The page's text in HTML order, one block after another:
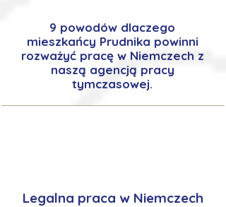
9 powodów dlaczego
mieszkańcy Prudnika powinni
rozważyć pracę w Niemczech z
naszą agencją pracy
tymczasowej.
Legalna praca w Niemczech